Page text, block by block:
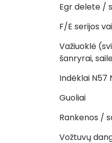
Egr delete /
F/E serijos
Važiuoklė
šanryrai,
Indėklai N57
Guoliai
Rankenos /
Vožtuvų